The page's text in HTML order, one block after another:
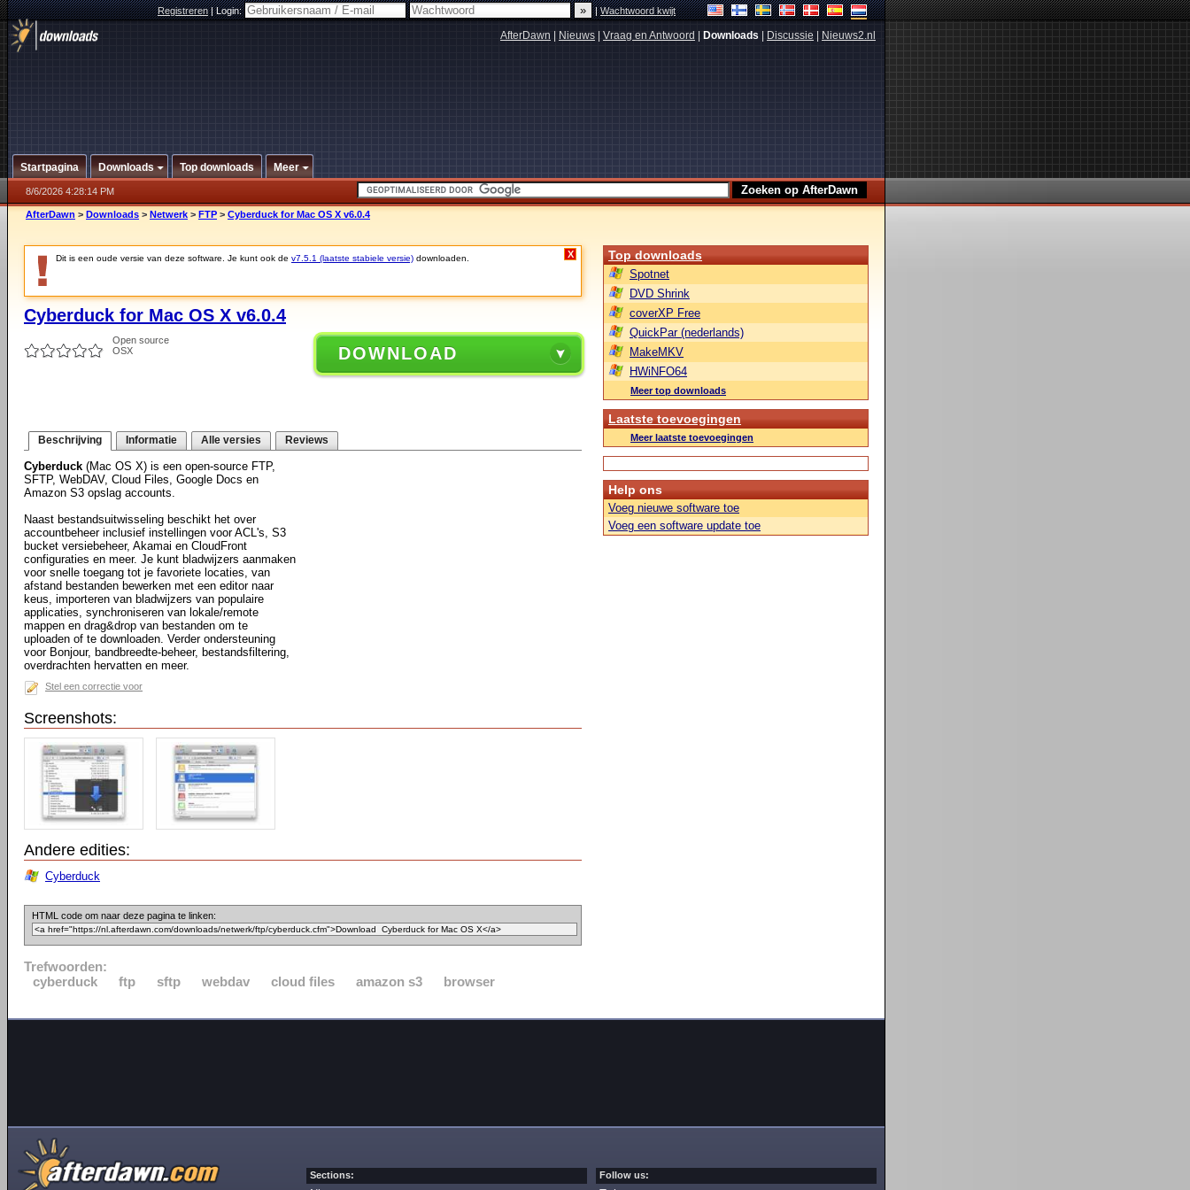
Registreren|Login: |Wachtwoord kwijt
AfterDawn Nieuws Vraag en Antwoord Downloads Discussie Nieuws2.nl
Startpagina Downloads Top downloads Meer
8/6/2026 4:28:14 PM
AfterDawn > Downloads > Netwerk > FTP > Cyberduck for Mac OS X v6.0.4
Dit is een oude versie van deze software. Je kunt ook de v7.5.1 (laatste stabiele versie) downloaden. X
Cyberduck for Mac OS X v6.0.4
Open source
OSX
DOWNLOAD
Beschrijving Informatie Alle versies Reviews
Cyberduck (Mac OS X) is een open-source FTP,
SFTP, WebDAV, Cloud Files, Google Docs en
Amazon S3 opslag accounts.
Naast bestandsuitwisseling beschikt het over
accountbeheer inclusief instellingen voor ACL's, S3
bucket versiebeheer, Akamai en CloudFront
configuraties en meer. Je kunt bladwijzers aanmaken
voor snelle toegang tot je favoriete locaties, van
afstand bestanden bewerken met een editor naar
keus, importeren van bladwijzers van populaire
applicaties, synchroniseren van lokale/remote
mappen en drag&drop van bestanden om te
uploaden of te downloaden. Verder ondersteuning
voor Bonjour, bandbreedte-beheer, bestandsfiltering,
overdrachten hervatten en meer.
Stel een correctie voor
Screenshots:
Andere edities:
Cyberduck
HTML code om naar deze pagina te linken:
Trefwoorden:
cyberduck
ftp sftp webdav cloud files amazon s3 browser
Top downloads
Spotnet
DVD Shrink
coverXP Free
QuickPar (nederlands)
MakeMKV
HWiNFO64
Meer top downloads
Laatste toevoegingen
Meer laatste toevoegingen
Help ons
Voeg nieuwe software toe
Voeg een software update toe
Sections: Follow us: